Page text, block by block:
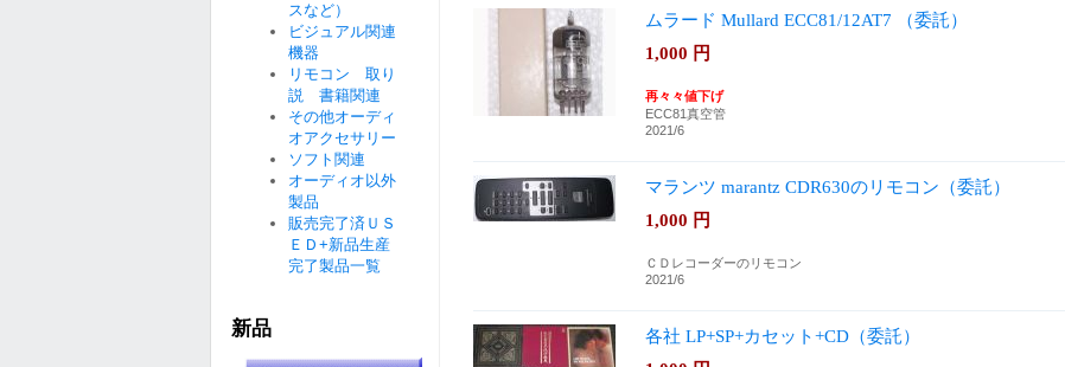
ムラード Mullard ECC81/12AT7 （委託）
1,000 円
再々 々値下げ
ECC81真空管
2021/6
マランツ marantz CDR630のリモコン（委託）
1,000 円
ＣＤレコーダーのリモコン
2021/6
各社 LP+SP+カセット+CD（委託）
スなど）
ビジュアル関連
機器
リモコン 取り
説 書籍関連
その他オーディ
オアクセサリー
ソフト関連
オーディオ以外
製品
販売完了済ＵＳ
ＥＤ+新品生産
完了製品一覧
新品